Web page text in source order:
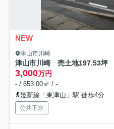
NEW
津山市川崎
津山市川崎 売土地197.53坪
3,000万円
- / 653.00㎡ / -
姫新線「東津山」駅 徒歩4分
公共下水